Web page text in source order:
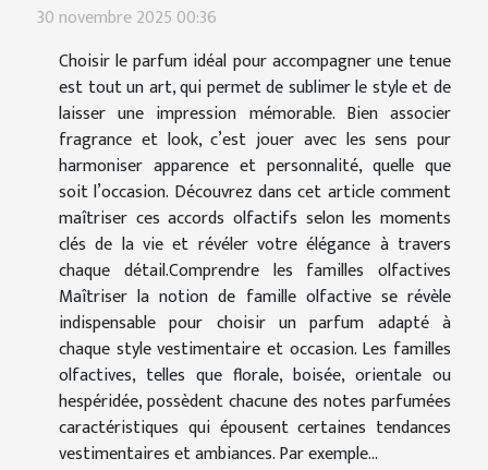
30 novembre 2025 00:36
Choisir le parfum idéal pour accompagner une tenue
est tout un art, qui permet de sublimer le style et de
laisser une impression mémorable. Bien associer
fragrance et look, c’est jouer avec les sens pour
harmoniser apparence et personnalité, quelle que
soit l’occasion. Découvrez dans cet article comment
maîtriser ces accords olfactifs selon les moments
clés de la vie et révéler votre élégance à travers
chaque détail.Comprendre les familles olfactives
Maîtriser la notion de famille olfactive se révèle
indispensable pour choisir un parfum adapté à
chaque style vestimentaire et occasion. Les familles
olfactives, telles que florale, boisée, orientale ou
hespéridée, possèdent chacune des notes parfumées
caractéristiques qui épousent certaines tendances
vestimentaires et ambiances. Par exemple...